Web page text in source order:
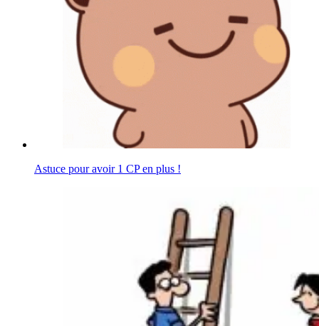
Astuce pour avoir 1 CP en plus !